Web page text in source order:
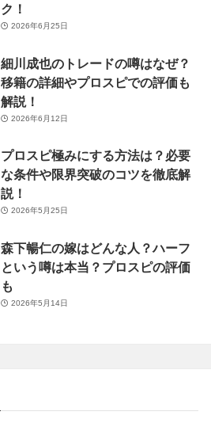
ク！
2026年6月25日
細川成也のトレードの噂はなぜ？
移籍の詳細やプロスピでの評価も
解説！
2026年6月12日
プロスピ極みにする方法は？必要
な条件や限界突破のコツを徹底解
説！
2026年5月25日
森下暢仁の嫁はどんな人？ハーフ
という噂は本当？プロスピの評価
も
2026年5月14日